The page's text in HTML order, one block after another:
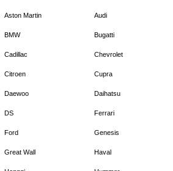
Aston Martin Audi
BMW Bugatti
Cadillac Chevrolet
Citroen Cupra
Daewoo Daihatsu
DS Ferrari
Ford Genesis
Great Wall Haval